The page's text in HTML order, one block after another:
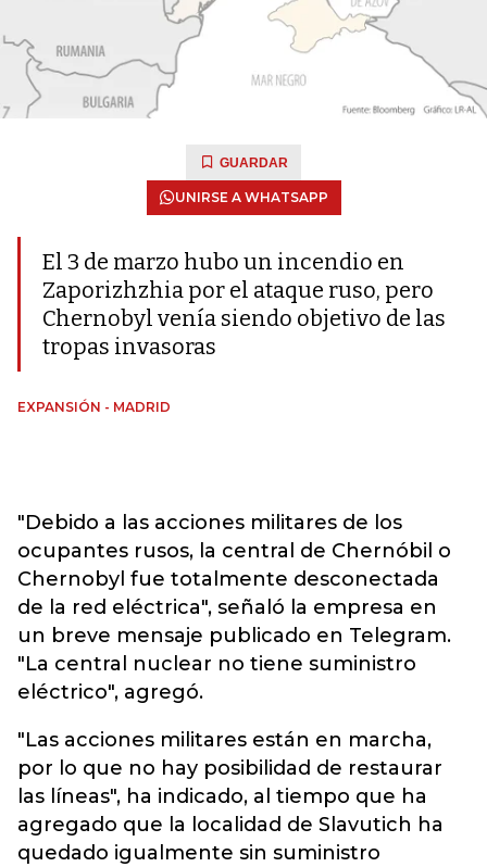
GUARDAR
UNIRSE A WHATSAPP
El 3 de marzo hubo un incendio en
Zaporizhzhia por el ataque ruso, pero
Chernobyl venía siendo objetivo de las
tropas invasoras
EXPANSIÓN - MADRID
"Debido a las acciones militares de los
ocupantes rusos, la central de Chernóbil o
Chernobyl fue totalmente desconectada
de la red eléctrica", señaló la empresa en
un breve mensaje publicado en Telegram.
"La central nuclear no tiene suministro
eléctrico", agregó.
"Las acciones militares están en marcha,
por lo que no hay posibilidad de restaurar
las líneas", ha indicado, al tiempo que ha
agregado que la localidad de Slavutich ha
quedado igualmente sin suministro